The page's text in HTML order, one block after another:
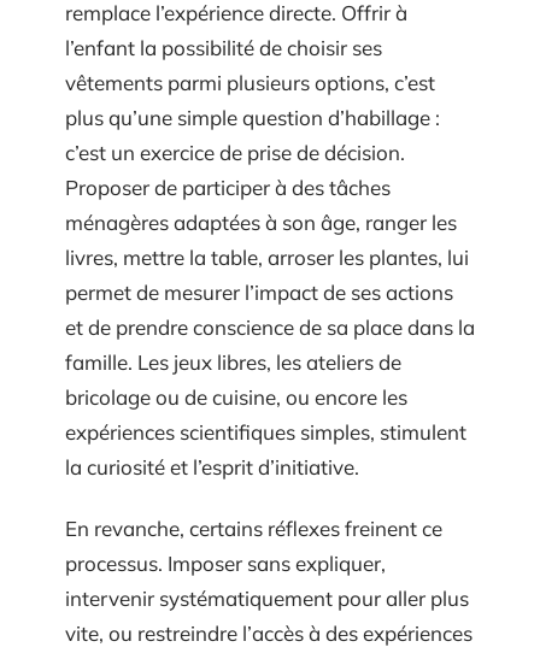
remplace l’expérience directe. Offrir à
l’enfant la possibilité de choisir ses
vêtements parmi plusieurs options, c’est
plus qu’une simple question d’habillage :
c’est un exercice de prise de décision.
Proposer de participer à des tâches
ménagères adaptées à son âge, ranger les
livres, mettre la table, arroser les plantes, lui
permet de mesurer l’impact de ses actions
et de prendre conscience de sa place dans la
famille. Les jeux libres, les ateliers de
bricolage ou de cuisine, ou encore les
expériences scientifiques simples, stimulent
la curiosité et l’esprit d’initiative.
En revanche, certains réflexes freinent ce
processus. Imposer sans expliquer,
intervenir systématiquement pour aller plus
vite, ou restreindre l’accès à des expériences